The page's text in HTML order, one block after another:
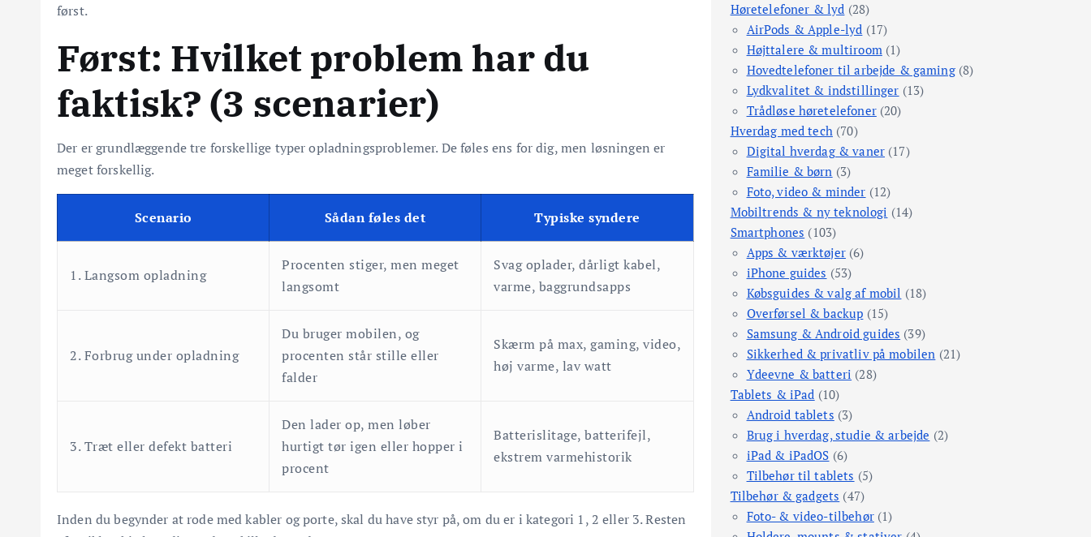
først.
Først: Hvilket problem har du
faktisk? (3 scenarier)
Der er grundlæggende tre forskellige typer opladningsproblemer. De føles ens for dig, men løsningen er
meget forskellig.
Scenario Sådan føles det Typiske syndere
1. Langsom opladning
Procenten stiger, men meget
langsomt
Svag oplader, dårligt kabel,
varme, baggrundsapps
2. Forbrug under opladning
Du bruger mobilen, og
procenten står stille eller
falder
Skærm på max, gaming, video,
høj varme, lav watt
3. Træt eller defekt batteri
Den lader op, men løber
hurtigt tør igen eller hopper i
procent
Batterislitage, batterifejl,
ekstrem varmehistorik
Inden du begynder at rode med kabler og porte, skal du have styr på, om du er i kategori 1, 2 eller 3. Resten
Høretelefoner & lyd (28)
AirPods & Apple-lyd (17)
Højttalere & multiroom(1)
Hovedtelefoner til arbejde & gaming(8)
Lydkvalitet & indstillinger (13)
Trådløse høretelefoner(20)
Hverdag med tech(70)
Digital hverdag & vaner (17)
Familie & børn (3)
Foto, video & minder (12)
Mobiltrends & ny teknologi (14)
Smartphones (103)
Apps & værktøjer(6)
iPhone guides (53)
Købsguides & valg af mobil (18)
Overførsel & backup (15)
Samsung & Android guides (39)
Sikkerhed & privatliv på mobilen (21)
Ydeevne & batteri (28)
Tablets & iPad (10)
Android tablets (3)
Brug i hverdag, studie & arbejde (2)
iPad & iPadOS (6)
Tilbehør til tablets (5)
Tilbehør & gadgets (47)
Foto- & video-tilbehør(1)